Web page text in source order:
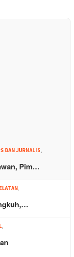
DAN JURNALIS
Pim…